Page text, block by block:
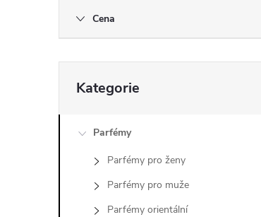
s
t
r
Cena
kategorie
Kategorie
Parfémy
Parfémy pro ženy
Parfémy pro muže
Parfémy orientální